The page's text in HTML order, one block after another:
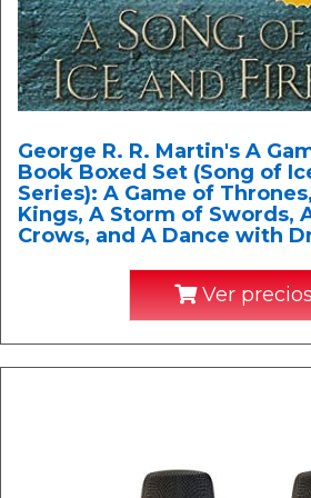
George R. R. Martin's A
Book Boxed Set (Song of
Series): A Game of
Kings, A Storm of Swords,
Crows, and A Dance with
Ver